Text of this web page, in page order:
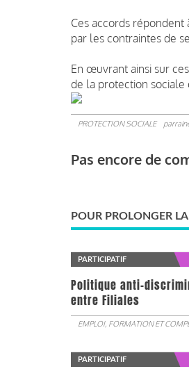
Ces accords
par les contraintes de
En œuvrant ainsi sur
de la protection sociale
PROTECTION SOCIALE
Pas encore de
POUR PROLONGER
PARTICIPATIF
Politique anti-
entre Filiales
EMPLOI, FORMATION ET
PARTICIPATIF